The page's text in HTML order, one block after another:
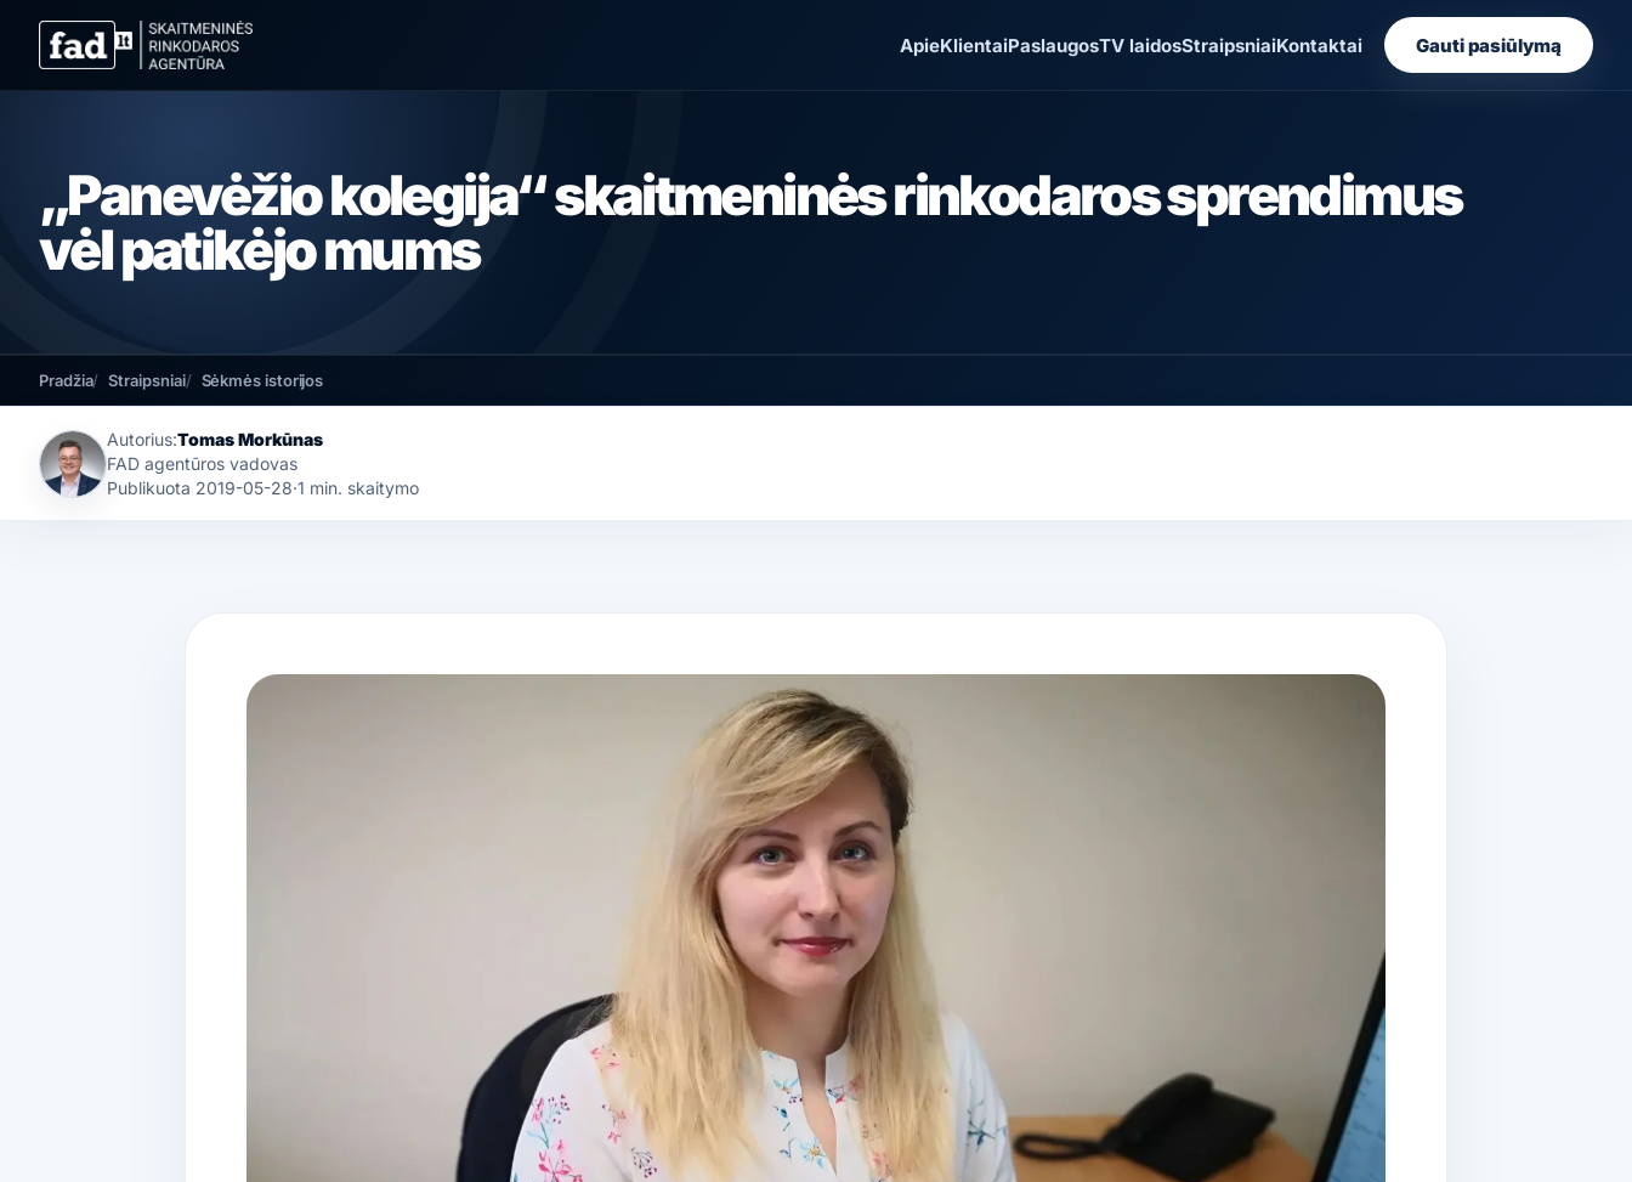
ApieKlientaiPaslaugosTV laidosStraipsniaiKontaktai Gauti pasiūlymą
„Panevėžio kolegija“ skaitmeninės rinkodaros sprendimus
vėl patikėjo mums
Pradžia Straipsniai Sėkmės istorijos
Autorius:Tomas Morkūnas
FAD agentūros vadovas
Publikuota 2019-05-28·1 min. skaitymo